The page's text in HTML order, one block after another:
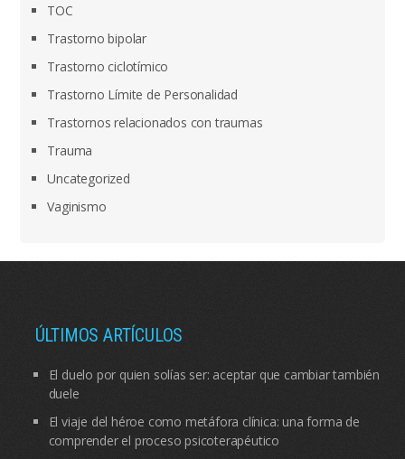
TOC
Trastorno bipolar
Trastorno ciclotímico
Trastorno Límite de Personalidad
Trastornos relacionados con traumas
Trauma
Uncategorized
Vaginismo
ÚLTIMOS ARTÍCULOS
El duelo por quien solías ser: aceptar que cambiar también
duele
El viaje del héroe como metáfora clínica: una forma de
comprender el proceso psicoterapéutico